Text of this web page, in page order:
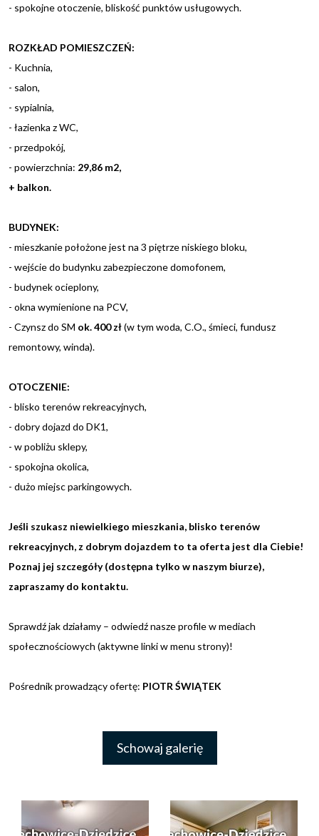
- spokojne otoczenie, bliskość punktów usługowych.
ROZKŁAD POMIESZCZEŃ:
- Kuchnia,
- salon,
- sypialnia,
- łazienka z WC,
- przedpokój,
- powierzchnia: 29,86 m2,
+ balkon.
BUDYNEK:
- mieszkanie położone jest na 3 piętrze niskiego bloku,
- wejście do budynku zabezpieczone domofonem,
- budynek ocieplony,
- okna wymienione na PCV,
- Czynsz do SM ok. 400 zł(w tym woda, C.O., śmieci, fundusz
remontowy, winda).
OTOCZENIE:
- blisko terenów rekreacyjnych,
- dobry dojazd do DK1,
- w pobliżu sklepy,
- spokojna okolica,
- dużo miejsc parkingowych.
Jeśli szukasz niewielkiego mieszkania, blisko terenów
rekreacyjnych, z dobrym dojazdem to ta oferta jest dla Ciebie!
Poznaj jej szczegóły (dostępna tylko w naszym biurze),
zapraszamy do kontaktu.
Sprawdź jak działamy – odwiedź nasze profile w mediach
społecznościowych (aktywne linki w menu strony)!
Pośrednik prowadzący ofertę: PIOTR ŚWIĄTEK
Schowaj galerię